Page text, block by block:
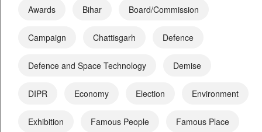
Awards Bihar Board/Commission
Campaign Chattisgarh Defence
Defence and Space Technology Demise
DIPR Economy Election Environment
Exhibition Famous People Famous Place